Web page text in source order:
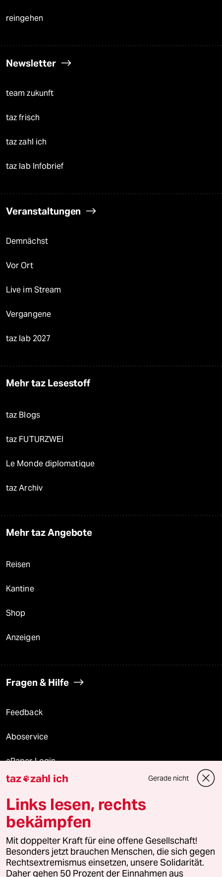
reingehen
Newsletter
team zukunft
taz frisch
taz zahl ich
taz lab Infobrief
Veranstaltungen
Demnächst
Vor Ort
Live im Stream
Vergangene
taz lab 2027
Mehr taz Lesestoff
taz Blogs
taz FUTURZWEI
Le Monde diplomatique
taz Archiv
Mehr taz Angebote
Reisen
Kantine
Shop
Anzeigen
Fragen & Hilfe
Feedback
Aboservice
ePaper Login
Downloads für Abonnierende
© 2026 taz Verlags und Vertriebs GmbH
Alle Rechte vorbehalten. Bei rechtlichen Fragen oder für Genehmigungen
wenden Sie sich bitte an
lizenzen@taz.de
taz zahl ich Gerade nicht
Links lesen, rechts
bekämpfen
Mit doppelter Kraft für eine offene Gesellschaft!
Besonders jetzt brauchen Menschen, die sich gegen
Rechtsextremismus einsetzen, unsere Solidarität.
Daher gehen 50 Prozent der Einnahmen aus